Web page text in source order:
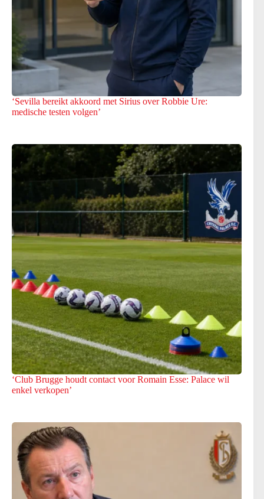
‘Sevilla bereikt akkoord met Sirius over Robbie Ure:
medische testen volgen’
‘Club Brugge houdt contact voor Romain Esse: Palace wil
enkel verkopen’